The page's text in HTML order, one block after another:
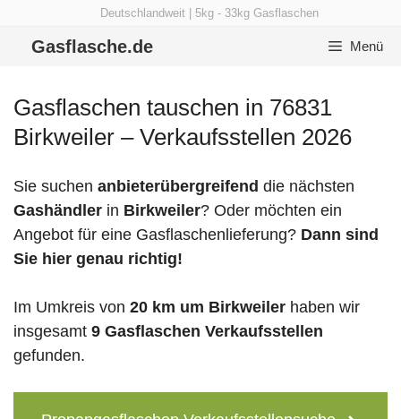
Deutschlandweit | 5kg - 33kg Gasflaschen
Gasflasche.de Menü
Gasflaschen tauschen in 76831
Birkweiler – Verkaufsstellen 2026
Sie suchen anbieterübergreifend die nächsten
Gashändler in Birkweiler? Oder möchten ein
Angebot für eine Gasflaschenlieferung? Dann sind
Sie hier genau richtig!
Im Umkreis von 20 km um Birkweiler haben wir
insgesamt 9 Gasflaschen Verkaufsstellen
gefunden.